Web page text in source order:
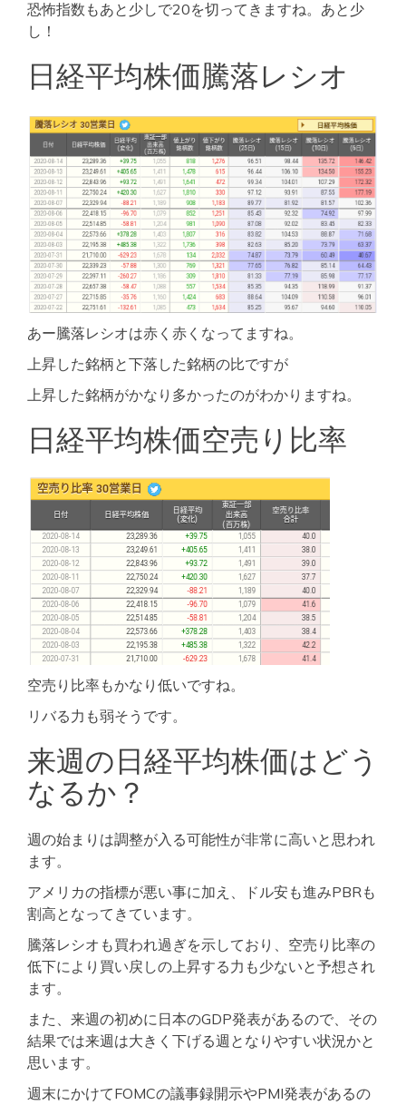
恐怖指数もあと少しで20を切ってきますね。あと少
し！
日経平均株価騰落レシオ
あー騰落レシオは赤く赤くなってますね。
上昇した銘柄と下落した銘柄の比ですが
上昇した銘柄がかなり多かったのがわかりますね。
日経平均株価空売り比率
空売り比率もかなり低いですね。
リバる力も弱そうです。
来週の日経平均株価はどう
なるか？
週の始まりは調整が入る可能性が非常に高いと思われ
ます。
アメリカの指標が悪い事に加え、ドル安も進みPBRも
割高となってきています。
騰落レシオも買われ過ぎを示しており、空売り比率の
低下により買い戻しの上昇する力も少ないと予想され
ます。
また、来週の初めに日本のGDP発表があるので、その
結果では来週は大きく下げる週となりやすい状況かと
思います。
週末にかけてFOMCの議事録開示やPMI発表があるの